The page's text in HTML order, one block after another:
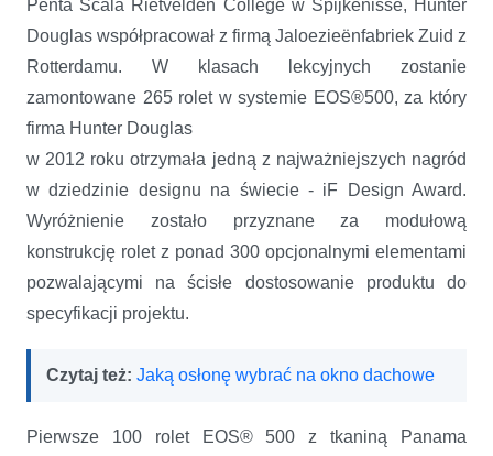
Penta Scala Rietvelden College w Spijkenisse, Hunter
Douglas współpracował z firmą Jaloezieënfabriek Zuid z
Rotterdamu. W klasach lekcyjnych zostanie
zamontowane 265 rolet w systemie EOS®500, za który
firma Hunter Douglas
w 2012 roku otrzymała jedną z najważniejszych nagród
w dziedzinie designu na świecie - iF Design Award.
Wyróżnienie zostało przyznane za modułową
konstrukcję rolet z ponad 300 opcjonalnymi elementami
pozwalającymi na ścisłe dostosowanie produktu do
specyfikacji projektu.
Czytaj też: Jaką osłonę wybrać na okno dachowe
Pierwsze 100 rolet EOS® 500 z tkaniną Panama